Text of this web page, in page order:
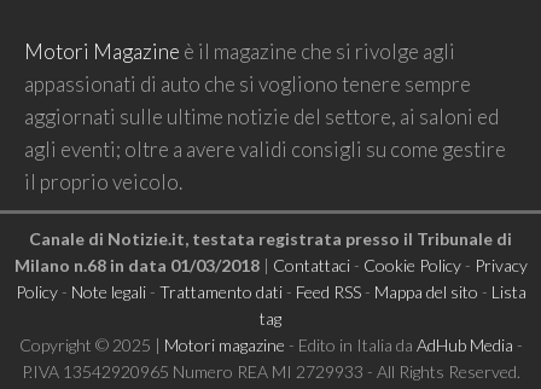
Motori Magazine è il magazine che si rivolge agli
appassionati di auto che si vogliono tenere sempre
aggiornati sulle ultime notizie del settore, ai saloni ed
agli eventi; oltre a avere validi consigli su come gestire
il proprio veicolo.
Canale di Notizie.it, testata registrata presso il Tribunale di
Milano n.68 in data 01/03/2018| Contattaci- Cookie Policy- Privacy
Policy- Note legali- Trattamento dati- Feed RSS- Mappa del sito - Lista
tag
Copyright © 2025 | Motori magazine - Edito in Italia da AdHub Media -
P.IVA 13542920965 Numero REA MI 2729933 - All Rights Reserved.